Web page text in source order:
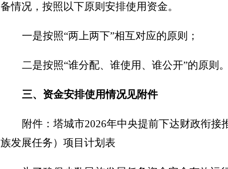
备情况，按照以下原则安排使用资金。
一是按照“两上两下”相互对应的原则；
二是按照“谁分配、谁使用、谁公开”的原则。
三、资金安排使用情况见附件
附件： 塔城市2026年中央提前下达财政衔接
族发展任务）项目计划表